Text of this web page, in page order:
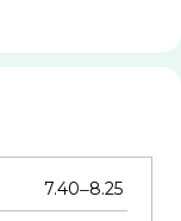
7.40–8.25